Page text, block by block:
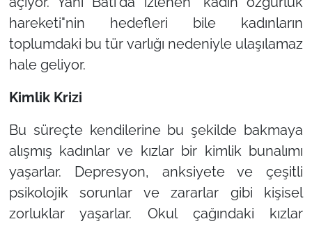
hareketi"nin hedefleri bile kadınların
toplumdaki bu tür varlığı nedeniyle ulaşılamaz
hale geliyor.
Kimlik Krizi
Bu süreçte kendilerine bu şekilde bakmaya
alışmış kadınlar ve kızlar bir kimlik bunalımı
yaşarlar. Depresyon, anksiyete ve çeşitli
psikolojik sorunlar ve zararlar gibi kişisel
zorluklar yaşarlar. Okul çağındaki kızlar